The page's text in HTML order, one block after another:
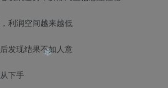
利润空间越来越低
发现结果不如人意
下手